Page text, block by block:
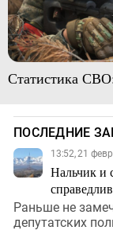
Статистика
ПОСЛЕДНИЕ
13:52, 21
Нальчик и
Раньше не
депутатских